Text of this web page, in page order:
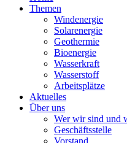
Themen
Windenergie
Solarenergie
Geothermie
Bioenergie
Wasserkraft
Wasserstoff
Arbeitsplätze
Aktuelles
Über uns
Wer wir sind und
Geschäftsstelle